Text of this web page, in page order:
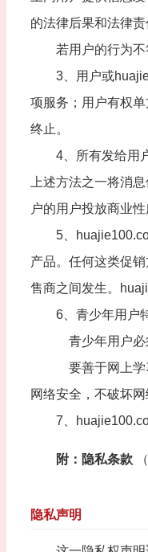
的法律后果和法律
若用户的行为不符
3、用户或
项服务；用户有权
终止。
4、所有发给用户
上述方法之一将消
户的用户投放商业
5、huajie100.com
产品。任何这类促
售商之间发生。
6、青少年用户
青少年用户必须
要善于网上学习
网络安全，不破坏
7、
附：隐私条款
隐私声明